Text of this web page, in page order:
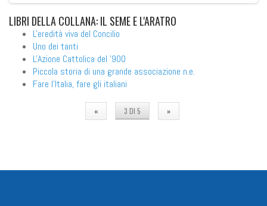
LIBRI DELLA COLLANA: IL SEME E L'ARATRO
L'eredità viva del Concilio
Uno dei tanti
L'Azione Cattolica del '900
Piccola storia di una grande associazione n.e.
Fare l'Italia, fare gli italiani
« 3 DI 5 »